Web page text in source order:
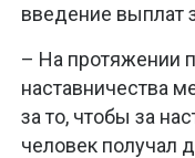
введение выплат
– На протяжении
наставничества
за то, чтобы за
человек получал